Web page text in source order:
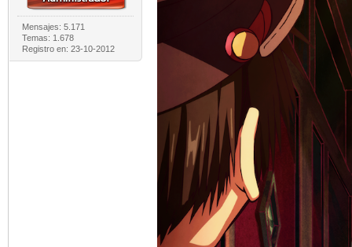
Mensajes: 5.171
Temas: 1.678
Registro en: 23-10-2012